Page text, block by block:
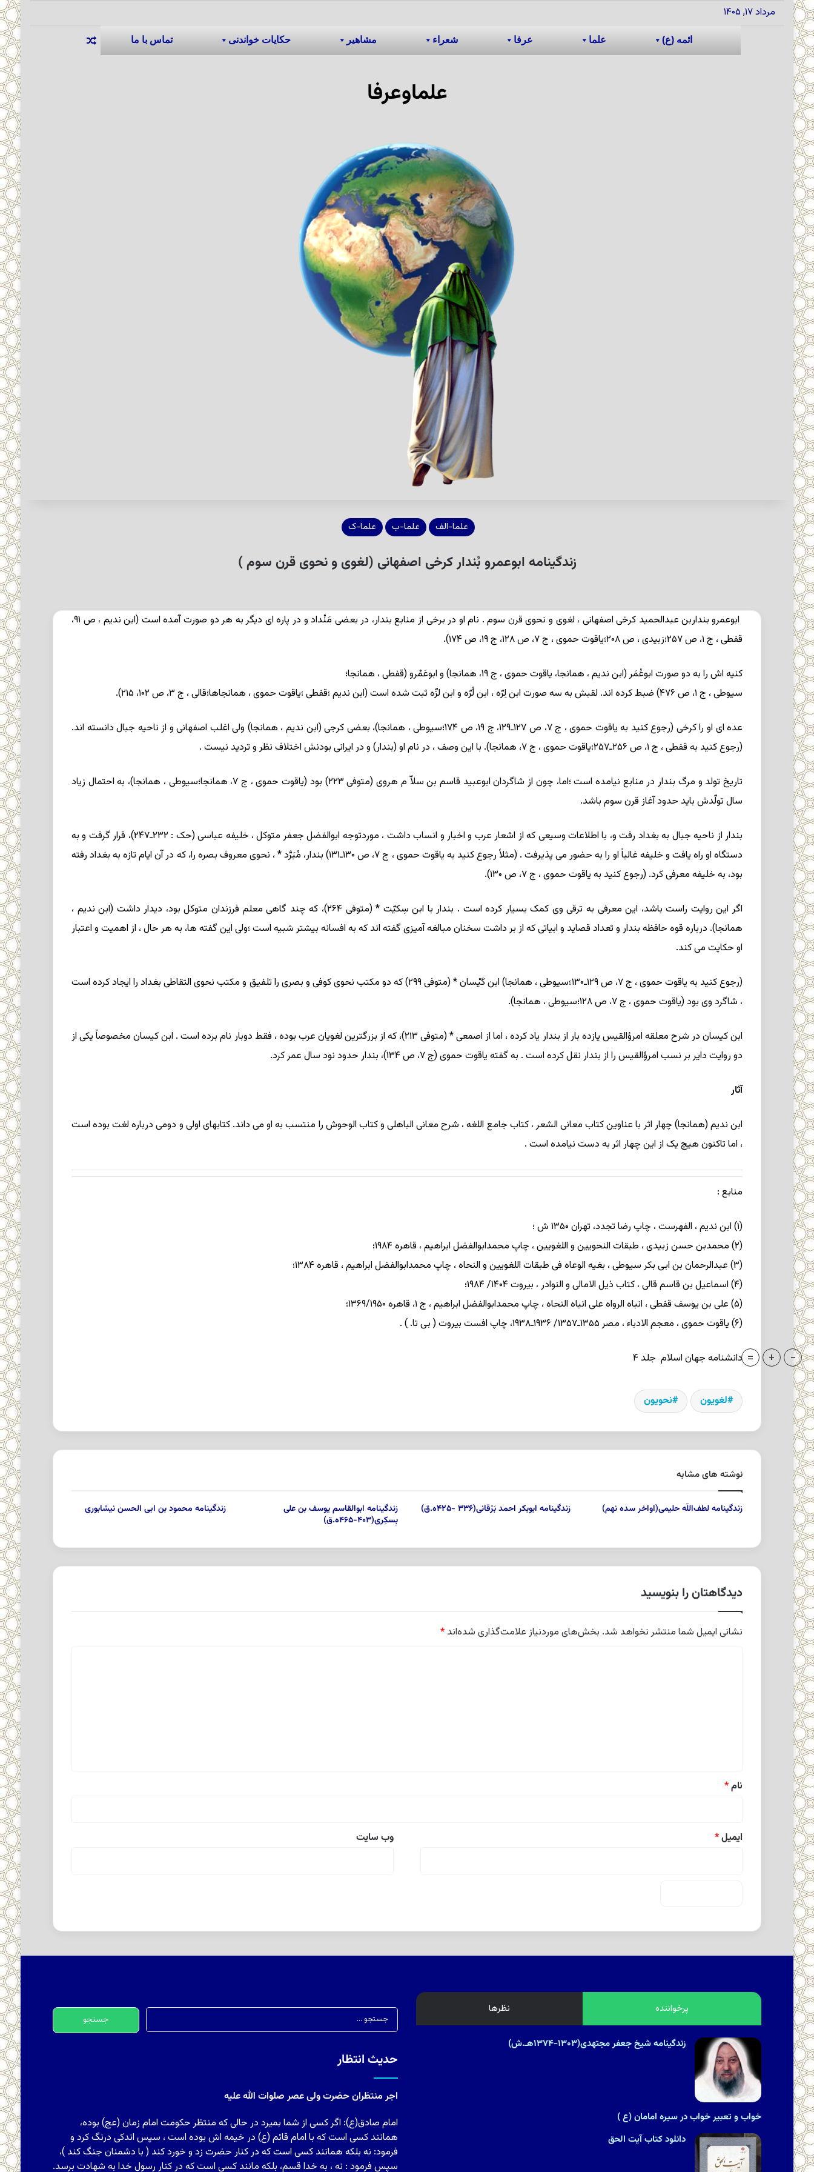
مرداد ۱۷, ۱۴۰۵
ائمه (ع) علما عرفا شعراء مشاهیر حکایات خواندنی تماس با ما نوشته تصادفی
علماوعرفا
علما-الف علما-ب علما-ک
زندگینامه ابوعمرو بُندار کرخی اصفهانی (لغوی و نحوی قرن سوم )
ابوعمرو بنداربن عبدالحمید کرخی اصفهانی ، لغوی و نحوی قرن سوم . نام او در برخی از منابع بندار، در بعضی مَنْداد و در پاره ای دیگر به هر دو صورت آمده است (ابن ندیم ، ص ۹۱،
قفطی ، ج ۱، ص ۲۵۷؛زبیدی ، ص ۲۰۸؛
یاقوت حموی ، ج ۷، ص ۱۲۸، ج ۱۹، ص ۱۷۴).
کنیه اش را به دو صورت ابوعُمَر (ابن ندیم ، همانجا، یاقوت حموی ، ج ۱۹، همانجا) و ابوعَمْرو (قفطی ، همانجا؛
سیوطی ، ج ۱، ص ۴۷۶) ضبط کرده اند. لقبش به سه صورت ابن لِرّه ، ابن لُرّه و ابن لزّه ثبت شده است (ابن ندیم ؛قفطی ؛یاقوت حموی ، همانجاها؛قالی ، ج ۳، ص ۱۰۲، ۲۱۵).
عده ای او را کرخی (رجوع کنید به یاقوت حموی ، ج ۷، ص ۱۲۷ـ۱۲۹، ج ۱۹، ص ۱۷۴؛سیوطی ، همانجا)، بعضی کرجی (ابن ندیم ، همانجا) ولی اغلب اصفهانی و از ناحیه جبال دانسته اند.
(رجوع کنید به قفطی ، ج ۱، ص ۲۵۶ـ۲۵۷؛یاقوت حموی ، ج ۷، همانجا). با این وصف ، در نام او (بندار) و در ایرانی بودنش اختلاف نظر و تردید نیست .
تاریخ تولد و مرگ بندار در منابع نیامده است ؛اما، چون از شاگردان ابوعبید قاسم بن سلاّ م هروی (متوفی ۲۲۳) بود (یاقوت حموی ، ج ۷، همانجا؛سیوطی ، همانجا)، به احتمال زیاد
سال تولّدش باید حدود آغاز قرن سوم باشد.
بندار از ناحیه جبال به بغداد رفت و، با اطلاعات وسیعی که از اشعار عرب و اخبار و انساب داشت ، موردتوجه ابوالفضل جعفر متوکل ، خلیفه عباسی (حک : ۲۳۲ـ۲۴۷)، قرار گرفت و به
دستگاه او راه یافت و خلیفه غالباً او را به حضور می پذیرفت . (مثلاً رجوع کنید به یاقوت حموی ، ج ۷، ص ۱۳۰ـ۱۳۱) بندار، مُبَرَّد * ، نحوی معروف بصره را، که در آن ایام تازه به بغداد رفته
بود، به خلیفه معرفی کرد. (رجوع کنید به یاقوت حموی ، ج ۷، ص ۱۳۰).
اگر این روایت راست باشد، این معرفی به ترقی وی کمک بسیار کرده است . بندار با ابن سِکیّت * (متوفی ۲۶۴)، که چند گاهی معلم فرزندان متوکل بود، دیدار داشت (ابن ندیم ،
همانجا). درباره قوه حافظه بندار و تعداد قصاید و ابیاتی که از بر داشت سخنان مبالغه آمیزی گفته اند که به افسانه بیشتر شبیه است ؛ولی این گفته ها، به هر حال ، از اهمیت و اعتبار
او حکایت می کند.
(رجوع کنید به یاقوت حموی ، ج ۷، ص ۱۲۹ـ۱۳۰؛سیوطی ، همانجا) ابن کَیْسان * (متوفی ۲۹۹) که دو مکتب نحوی کوفی و بصری را تلفیق و مکتب نحوی التقاطی بغداد را ایجاد کرده است
، شاگرد وی بود (یاقوت حموی ، ج ۷، ص ۱۲۸؛سیوطی ، همانجا).
ابن کیسان در شرح معلقه امرؤالقیس یازده بار از بندار یاد کرده ، اما از اصمعی * (متوفی ۲۱۳)، که از بزرگترین لغویان عرب بوده ، فقط دوبار نام برده است . ابن کیسان مخصوصاً یکی از
دو روایت دایر بر نسب امرؤالقیس را از بندار نقل کرده است . به گفته یاقوت حموی (ج ۷، ص ۱۳۴)، بندار حدود نود سال عمر کرد.
آثار
ابن ندیم (همانجا) چهار اثر با عناوین کتاب معانی الشعر ، کتاب جامع اللغه ، شرح معانی الباهلی و کتاب الوحوش را منتسب به او می داند. کتابهای اولی و دومی درباره لغت بوده است
، اما تاکنون هیچ یک از این چهار اثر به دست نیامده است .
منابع:
(۱) ابن ندیم ، الفهرست ، چاپ رضا تجدد، تهران ۱۳۵۰ ش ؛
(۲) محمدبن حسن زبیدی ، طبقات النحویین و اللغویین ، چاپ محمدابوالفضل ابراهیم ، قاهره ۱۹۸۴؛
(۳) عبدالرحمان بن ابی بکر سیوطی ، بغیه الوعاه فی طبقات اللغویین و النحاه ، چاپ محمدابوالفضل ابراهیم ، قاهره ۱۳۸۴؛
(۴) اسماعیل بن قاسم قالی ، کتاب ذیل الامالی و النوادر ، بیروت ۱۴۰۴/ ۱۹۸۴؛
(۵) علی بن یوسف قفطی ، انباه الرواه علی انباه النحاه ، چاپ محمدابوالفضل ابراهیم ، ج ۱، قاهره ۱۳۶۹/۱۹۵۰؛
(۶) یاقوت حموی ، معجم الادباء ، مصر ۱۳۵۵ـ۱۳۵۷/ ۱۹۳۶ـ۱۹۳۸، چاپ افست بیروت ( بی تا. ) .
دانشنامه جهان اسلام جلد ۴
لغویون نحویون
نوشته های مشابه
زندگینامه لطف‌اللّه حلیمى(اواخر سده نهم) زندگینامه ابوبکر احمد بَرْقانی(۳۳۶ -۴۲۵ه.ق)
زندگینامه ابوالقاسم یوسف بن علی
بِسکِری(۴۰۳-۴۶۵ه.ق)
زندگینامه محمود بن ابى الحسن نیشابورى‏
دیدگاهتان را بنویسید
نشانی ایمیل شما منتشر نخواهد شد. بخش‌های موردنیاز علامت‌گذاری شده‌اند *
نام*
ایمیل* وب‌ سایت
پرخواننده نظرها
زندگینامه شیخ جعفر مجتهدی(۱۳۰۳-۱۳۷۴هـ.ش)
خواب و تعبیر خواب در سیره امامان (ع )
دانلود کتاب آیت الحق
جستجو
برای:
حدیث انتظار
اجر منتظران حضرت ولی عصر صلوات الله علیه
امام صادق(ع): اگر کسی از شما بمیرد در حالی که منتظر حکومت امام زمان (عج) بوده،
همانند کسی است که با امام قائم (ع) در خیمه اش بوده است ، سپس اندکی درنگ کرد و
فرمود: نه بلکه همانند کسی است که در کنار حضرت زد و خورد کند ( با دشمنان جنگ کند )،
سپس فرمود : نه ، به خدا قسم، بلکه مانند کسی است که در کنار رسول خدا به شهادت برسد.
-
+
=